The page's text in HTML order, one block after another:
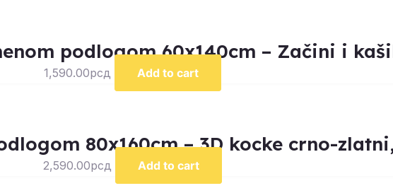
podlogom 60x140cm – Začini i
1,590.00рсд Add to cart
80x160cm – 3D kocke crno-
2,590.00рсд Add to cart